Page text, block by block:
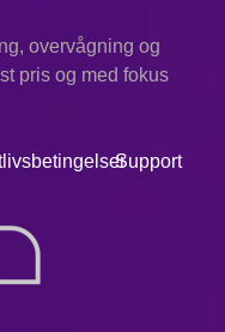
overvågning og
pris og med fokus
Support